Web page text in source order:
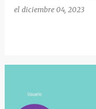
el diciembre 04, 2023